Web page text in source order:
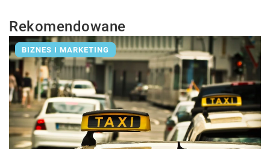
Rekomendowane
BIZNES I MARKETING